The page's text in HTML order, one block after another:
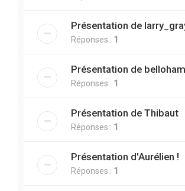
Présentation de
Réponses : 1
Présentation de
Réponses : 1
Présentation de Thibaut
Réponses : 1
Présentation d'Aurélien !
Réponses : 1